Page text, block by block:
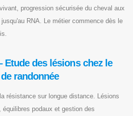
progression sécurisée du cheval aux
RNA. Le métier commence dès le
Etude des lésions chez le
randonnée
résistance sur longue distance. Lésions
équilibres podaux et gestion des